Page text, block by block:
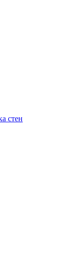
стен